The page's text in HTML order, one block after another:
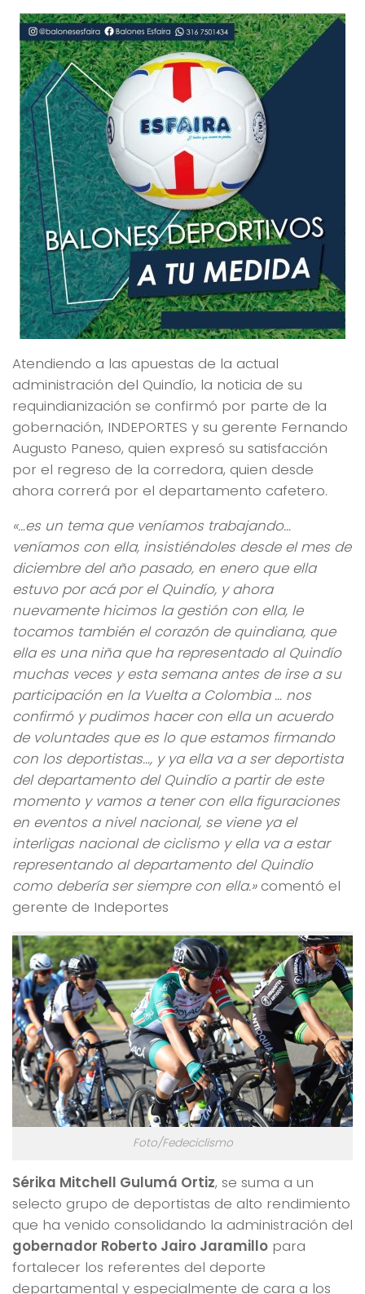
Atendiendo a las apuestas de la actual
administración del Quindío, la noticia de su
requindianización se confirmó por parte de la
gobernación, INDEPORTES y su gerente Fernando
Augusto Paneso, quien expresó su satisfacción
por el regreso de la corredora, quien desde
ahora correrá por el departamento cafetero.
«…es un tema que veníamos trabajando…
veníamos con ella, insistiéndoles desde el mes de
diciembre del año pasado, en enero que ella
estuvo por acá por el Quindío, y ahora
nuevamente hicimos la gestión con ella, le
tocamos también el corazón de quindiana, que
ella es una niña que ha representado al Quindío
muchas veces y esta semana antes de irse a su
participación en la Vuelta a Colombia … nos
confirmó y pudimos hacer con ella un acuerdo
de voluntades que es lo que estamos firmando
con los deportistas…, y ya ella va a ser deportista
del departamento del Quindío a partir de este
momento y vamos a tener con ella figuraciones
en eventos a nivel nacional, se viene ya el
interligas nacional de ciclismo y ella va a estar
representando al departamento del Quindío
como debería ser siempre con ella.»comentó el
gerente de Indeportes
Foto/Fedeciclismo
Sérika Mitchell Gulumá Ortiz, se suma a un
selecto grupo de deportistas de alto rendimiento
que ha venido consolidando la administración del
gobernador Roberto Jairo Jaramillo para
fortalecer los referentes del deporte
departamental y especialmente de cara a los